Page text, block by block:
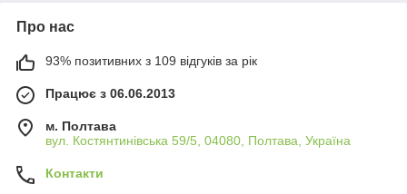
Про нас
93% позитивних з 109 відгуків за рік
Працює з 06.06.2013
м. Полтава
вул. Костянтинівська 59/5, 04080, Полтава, Україна
Контакти